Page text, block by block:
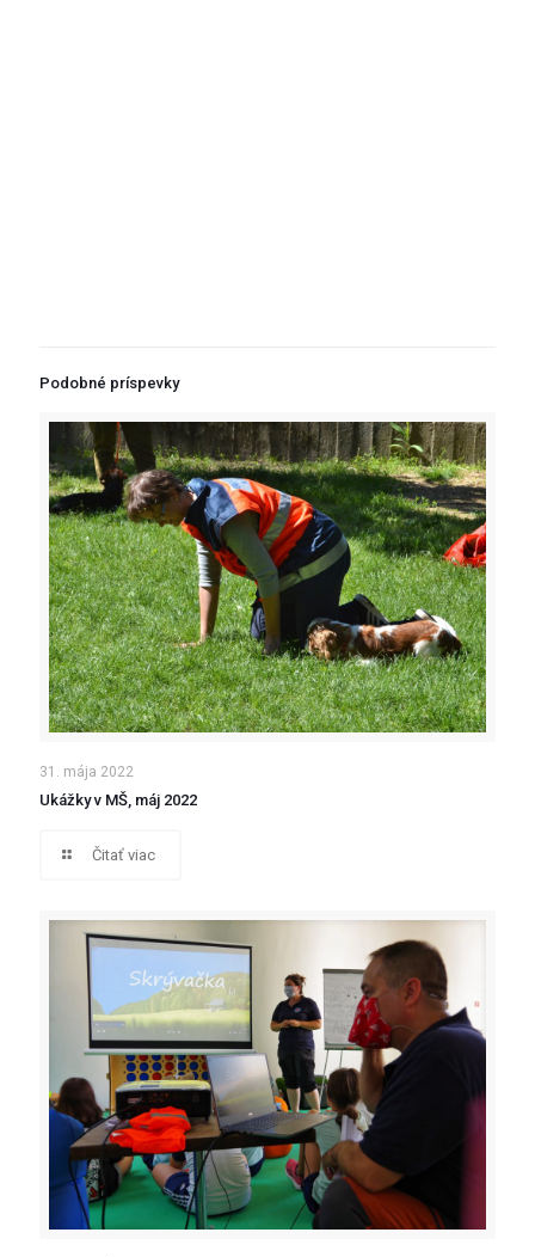
Podobné príspevky
31. mája 2022
Ukážky v MŠ, máj 2022
Čitať viac